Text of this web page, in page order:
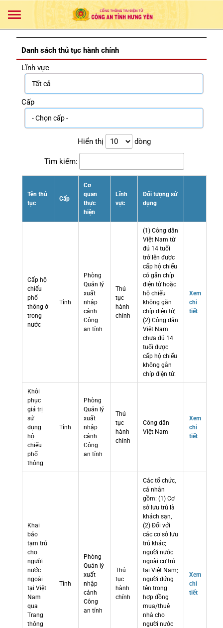
Danh sách thủ tục hành chính
Lĩnh vực
Cấp
Hiển thị dòng
Tìm kiếm:
Tên thủ
tục
Cấp
Cơ
quan
thực
hiện
Lĩnh
vực
Đối tượng sử
dụng
Cấp hộ
chiếu
phổ
thông ở
trong
nước
Tỉnh
Phòng
Quản lý
xuất
nhập
cảnh
Công
an tỉnh
Thủ
tục
hành
chính
(1) Công dân
Việt Nam từ
đủ 14 tuổi
trở lên được
cấp hộ chiếu
có gắn chíp
điện tử hoặc
hộ chiếu
không gắn
chíp điện tử;
(2) Công dân
Việt Nam
chưa đủ 14
tuổi được
cấp hộ chiếu
không gắn
chíp điện tử.
Xem
chi
tiết
Khôi
phục
giá trị
sử
dụng
hộ
chiếu
phổ
thông
Tỉnh
Phòng
Quản lý
xuất
nhập
cảnh
Công
an tỉnh
Thủ
tục
hành
chính
Công dân
Việt Nam
Xem
chi
tiết
Khai
báo
tạm trú
cho
người
nước
ngoài
tại Việt
Nam
qua
Trang
thông
Tỉnh
Phòng
Quản lý
xuất
nhập
cảnh
Công
an tỉnh
Thủ
tục
hành
chính
Các tổ chức,
cá nhân
gồm: (1) Cơ
sở lưu trú là
khách sạn,
(2) Đối với
các cơ sở lưu
trú khác;
người nước
ngoài cư trú
tại Việt Nam;
người đứng
tên trong
hợp đồng
mua/thuê
nhà cho
người nước
Xem
chi
tiết